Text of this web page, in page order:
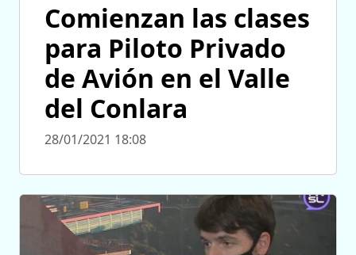
Comienzan las clases
para Piloto Privado
de Avión en el Valle
del Conlara
28/01/2021 18:08